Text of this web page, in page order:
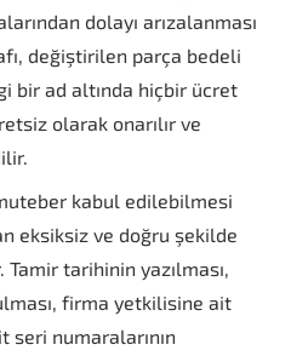
dolayı arızalanması
değiştirilen parça bedeli
bir ad altında hiçbir ücret
olarak onarılır ve
kabul edilebilmesi
eksiksiz ve doğru şekilde
tarihinin yazılması,
firma yetkilisine ait
seri numaralarının